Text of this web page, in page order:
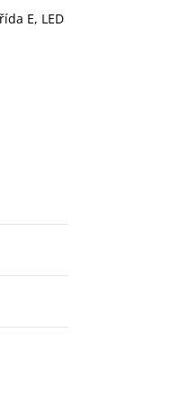
E, LED